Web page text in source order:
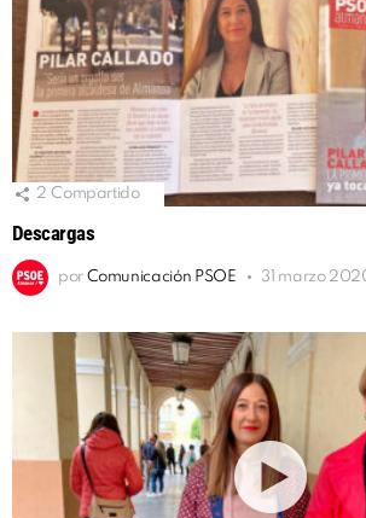
2 Compartido
Descargas
por Comunicación PSOE 31 marzo